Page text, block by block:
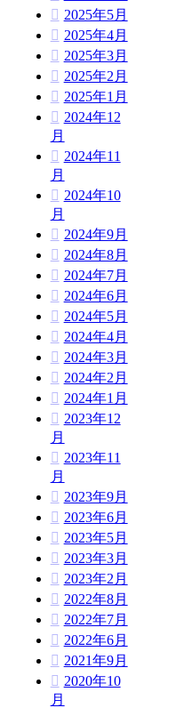
2025年5月
2025年4月
2025年3月
2025年2月
2025年1月
2024年12
月
2024年11
月
2024年10
月
2024年9月
2024年8月
2024年7月
2024年6月
2024年5月
2024年4月
2024年3月
2024年2月
2024年1月
2023年12
月
2023年11
月
2023年9月
2023年6月
2023年5月
2023年3月
2023年2月
2022年8月
2022年7月
2022年6月
2021年9月
2020年10
月